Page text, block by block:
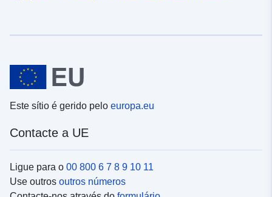
Este sítio é gerido pelo europa.eu
Contacte a UE
Ligue para o 00 800 6 7 8 9 10 11
Use outros outros números